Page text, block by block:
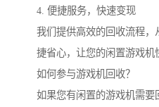
4. 便捷服务，快速变现
我们提供高效的回收流程，
捷省心，让您的闲置游戏机
如何参与游戏机回收？
如果您有闲置的游戏机需